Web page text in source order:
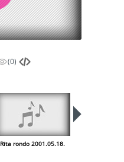
(0)
Rīta rondo 2001.05.18.